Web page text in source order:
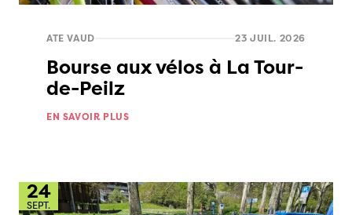
ATE VAUD 23 JUIL. 2026
Bourse aux vélos à La Tour-
de-Peilz
EN SAVOIR PLUS
24
SEPT.